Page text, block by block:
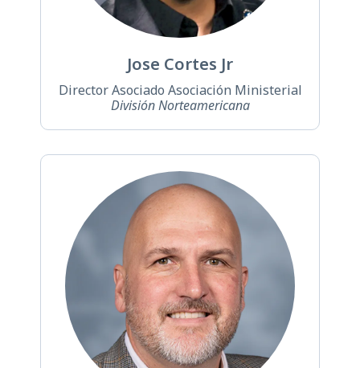
Jose Cortes Jr
Director Asociado Asociación Ministerial
División Norteamericana